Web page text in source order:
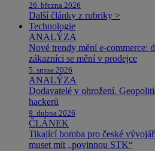
26. března 2026
Další články z rubriky >
Technologie
ANALÝZA
Nové trendy mění e-commerce:
zákazníci se mění v prodejce
5. srpna 2026
ANALÝZA
Dodavatelé v ohrožení.
hackerů
9. dubna 2026
ČLÁNEK
Tikající bomba pro české
muset mít „povinnou STK“